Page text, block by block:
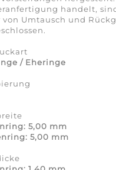
handelt,
von Umtausch und
/ Eheringe
5,00 mm
5,00 mm